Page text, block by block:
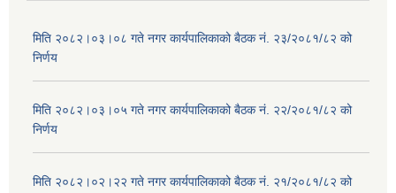
मिति २०८२।०३।०८ गते नगर कार्यपालिकाको बैठक नं. २३/२०८१/८२ को
निर्णय
मिति २०८२।०३।०५ गते नगर कार्यपालिकाको बैठक नं. २२/२०८१/८२ को
निर्णय
मिति २०८२।०२।२२ गते नगर कार्यपालिकाको बैठक नं. २१/२०८१/८२ को